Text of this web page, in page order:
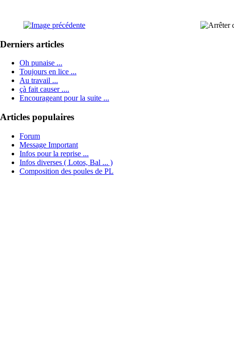
Derniers articles
Oh punaise ...
Toujours en lice ...
Au travail ...
çà fait causer ....
Encourageant pour la suite ...
Articles populaires
Forum
Message Important
Infos pour la reprise ...
Infos diverses ( Lotos, Bal ... )
Composition des poules de PL